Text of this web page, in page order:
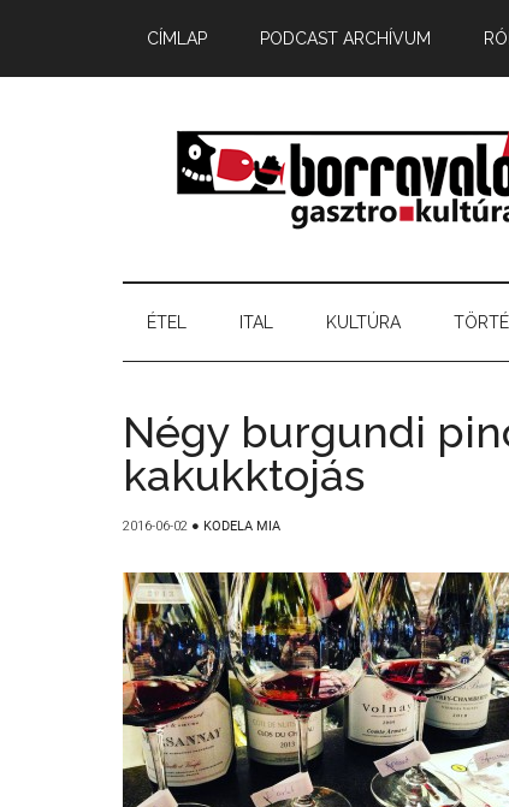
CÍMLAP PODCAST ARCHÍVUM
ÉTEL ITAL KULTÚRA
Négy burgundi
kakukktojás
2016-06-02 ● KODELA MIA